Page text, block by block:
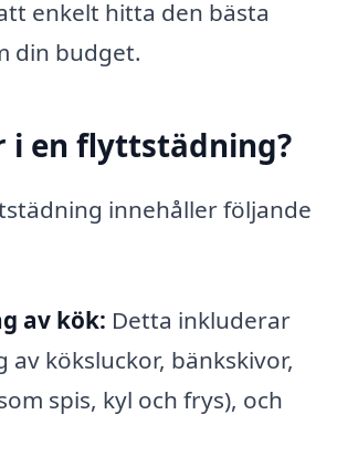
enkelt hitta den bästa
din budget.
i en flyttstädning?
innehåller följande
av kök: Detta inkluderar
av köksluckor, bänkskivor,
spis, kyl och frys), och